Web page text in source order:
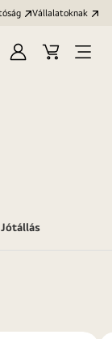
Vállalatoknak
Bejelentkezés
KosárMenü
Jótállás